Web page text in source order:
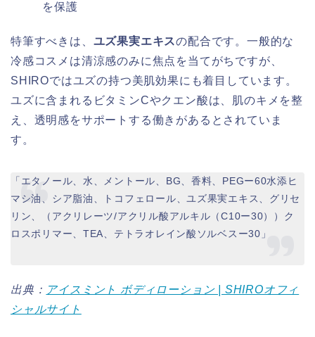
を保護
特筆すべきは、 ユズ果実エキスの配合です。一般的な
冷感コスメは清涼感のみに焦点を当てがちですが、
SHIROではユズの持つ美肌効果にも着目しています。
ユズに含まれるビタミンCやクエン酸は、肌のキメを整
え、透明感をサポートする働きがあるとされていま
す。
「エタノール、水、メントール、BG、香料、PEGー60水添ヒ
マシ油、シア脂油、トコフェロール、ユズ果実エキス、グリセ
リン、（アクリレーツ/アクリル酸アルキル（C10ー30））ク
ロスポリマー、TEA、テトラオレイン酸ソルベスー30」
出典： アイスミント ボディローション | SHIROオフィ
シャルサイト